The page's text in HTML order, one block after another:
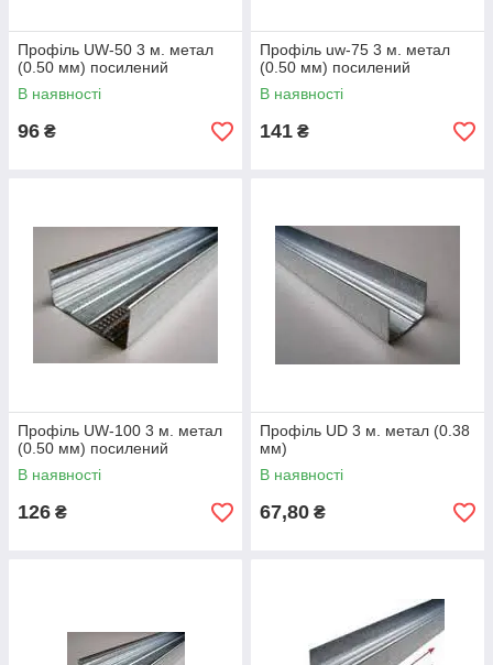
Профіль UW-50 3 м. метал
(0.50 мм) посилений
В наявності
96 ₴
Профіль uw-75 3 м. метал
(0.50 мм) посилений
В наявності
141 ₴
Профіль UW-100 3 м. метал
(0.50 мм) посилений
В наявності
126 ₴
Профіль UD 3 м. метал (0.38
мм)
В наявності
67,80 ₴